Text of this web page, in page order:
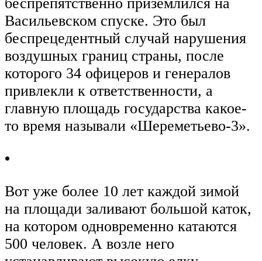
беспрепятственно приземлился на
Васильевском спуске. Это был
беспрецедентный случай нарушения
воздушных границ страны, после
которого 34 офицеров и генералов
привлекли к ответственности, а
главную площадь государства какое-
то время называли «Шереметьево-3».
•
Вот уже более 10 лет каждой зимой
на площади заливают большой каток,
на котором одновременно катаются
500 человек. А возле него